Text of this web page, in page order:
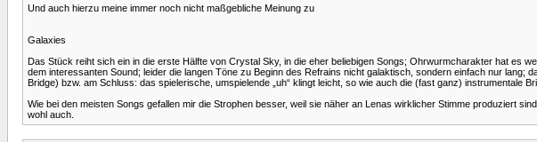
Und auch hierzu meine immer noch nicht maßgebliche Meinung zu
Galaxies
Das Stück reiht sich ein in die erste Hälfte von Crystal Sky, in die eher beliebigen Songs; Ohrwurmcharakter hat es
dem interessanten Sound; leider die langen Töne zu Beginn des Refrains nicht galaktisch, sondern einfach nur
Bridge) bzw. am Schluss: das spielerische, umspielende „uh“ klingt leicht, so wie auch die (fast ganz) instrumentale
Wie bei den meisten Songs gefallen mir die Strophen besser, weil sie näher an Lenas wirklicher Stimme produziert
wohl auch.